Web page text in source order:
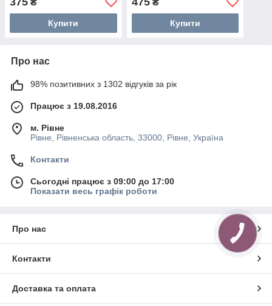
Купити Купити
Про нас
98% позитивних з 1302 відгуків за рік
Працює з 19.08.2016
м. Рівне
Рівне, Рівненська область, 33000, Рівне, Україна
Контакти
Сьогодні працює з 09:00 до 17:00
Показати весь графік роботи
Про нас
Контакти
Доставка та оплата